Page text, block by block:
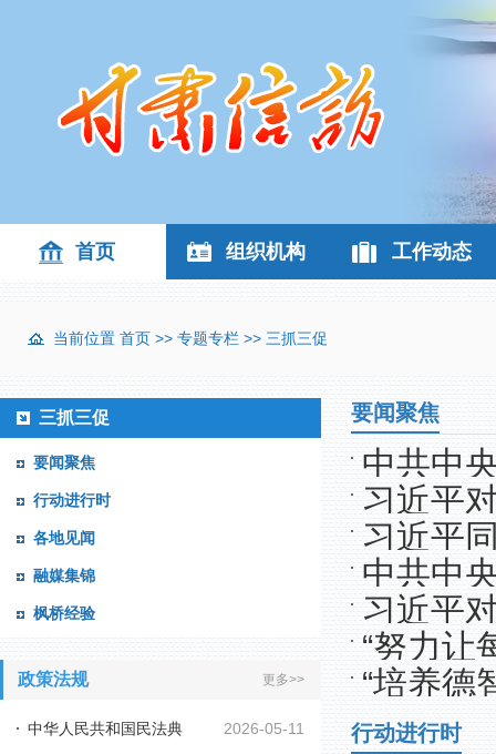
首页 组织机构 工作动态
当前位置 首页 >> 专题专栏 >> 三抓三促
三抓三促
要闻聚焦
行动进行时
各地见闻
融媒集锦
枫桥经验
政策法规 更多>>
2026-05-11
中华人民共和国民法典
要闻聚焦
中共中
析研究
习近平
习近平
中共中
见》
习近平
“努力
平总书
“培养德
人”——习
行动进行时